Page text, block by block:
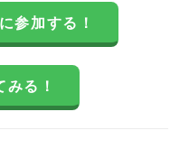
参加する！
みる！